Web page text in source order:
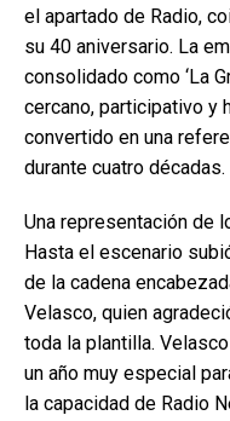
el apartado de Radio,
su 40 aniversario. La
consolidado como ‘La
cercano, participativo y
convertido en una
durante cuatro décadas.
Una representación de
Hasta el escenario
de la cadena
Velasco, quien
toda la plantilla.
un año muy especial
la capacidad de Radio